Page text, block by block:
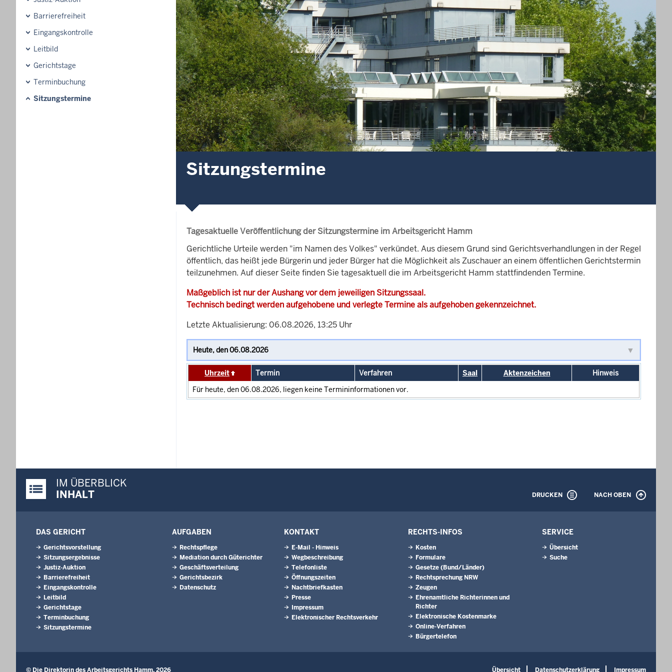
Barrierefreiheit
Eingangskontrolle
Leitbild
Gerichtstage
Terminbuchung
Sitzungstermine
Sitzungstermine
Tagesaktuelle Veröffentlichung der Sitzungstermine im Arbeitsgericht Hamm
Gerichtliche Urteile werden "im Namen des Volkes" verkündet. Aus diesem Grund sind Gerichtsverhandlungen in der Regel
öffentlich, das heißt jede Bürgerin und jeder Bürger hat die Möglichkeit als Zuschauer an einem öffentlichen Gerichtstermin
teilzunehmen. Auf dieser Seite finden Sie tagesaktuell die im Arbeitsgericht Hamm stattfindenden Termine.
Maßgeblich ist nur der Aushang vor dem jeweiligen Sitzungssaal.
Technisch bedingt werden aufgehobene und verlegte Termine als aufgehoben gekennzeichnet.
Letzte Aktualisierung: 06.08.2026, 13:25 Uhr
Uhrzeit Termin Verfahren Saal Aktenzeichen
Hinweis
Für heute, den 06.08.2026, liegen keine Termininformationen vor.
Justiz-Portal im Überblick:
IM ÜBERBLICK
INHALT
DRUCKEN NACH OBEN
DAS GERICHT
Gerichtsvorstellung
Sitzungsergebnisse
Justiz-Auktion
Barrierefreiheit
Eingangskontrolle
Leitbild
Gerichtstage
Terminbuchung
Sitzungstermine
AUFGABEN
Rechtspflege
Mediation durch Güterichter
Geschäftsverteilung
Gerichtsbezirk
Datenschutz
KONTAKT
E-Mail - Hinweis
Wegbeschreibung
Telefonliste
Öffnungszeiten
Nachtbriefkasten
Presse
Impressum
Elektronischer Rechtsverkehr
RECHTS-INFOS
Kosten
Formulare
Gesetze (Bund/Länder)
Rechtsprechung NRW
Zeugen
Ehrenamtliche Richterinnen und
Richter
Elektronische Kostenmarke
Online-Verfahren
Bürgertelefon
SERVICE
Übersicht
Suche
Übersicht Datenschutzerklärung Impressum
© Die Direktorin des Arbeitsgerichts Hamm, 2026